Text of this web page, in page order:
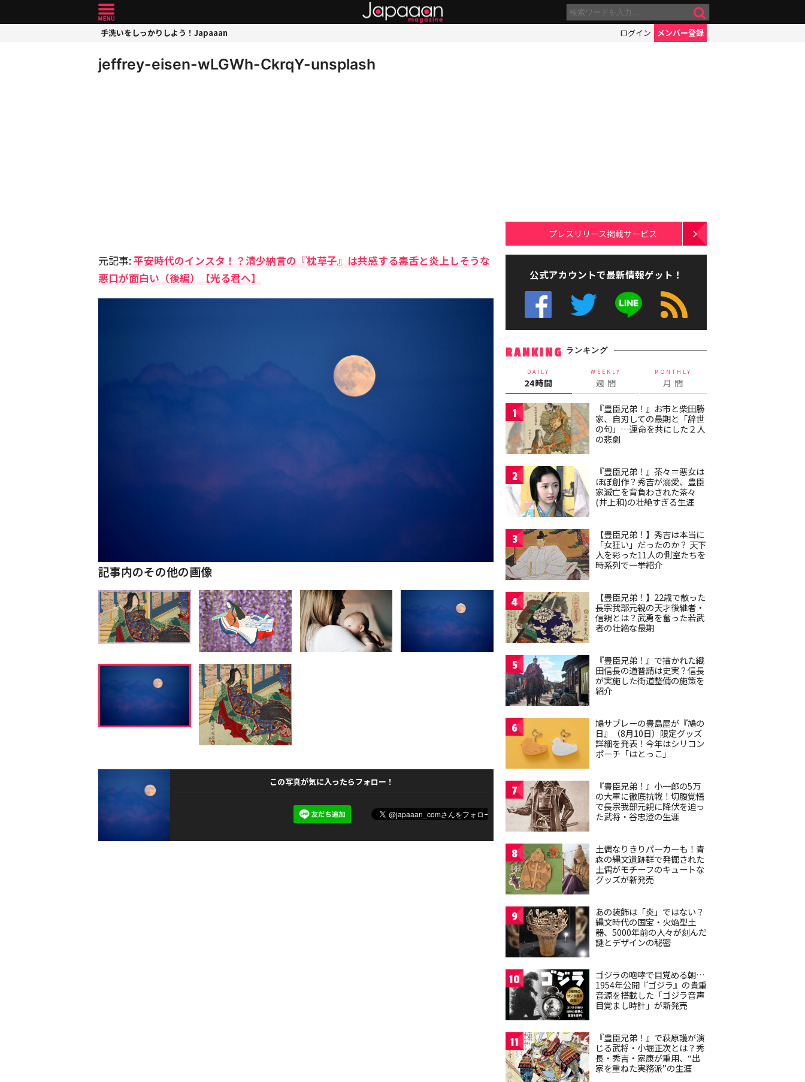
手洗いをしっかりしよう！Japaaan ログイン メンバー登録
jeffrey-eisen-wLGWh-CkrqY-unsplash
元記事:平安時代のインスタ！？清少納言の『枕草子』は共感する毒舌と炎上しそうな
悪口が面白い（後編）【光る君へ】
記事内のその他の画像
この写真が気に入ったらフォロー！
プレスリリース掲載サービス
公式アカウントで最新情報ゲット！
RANKING ランキング
DAILY
24時間
WEEKLY
週 間
MONTHLY
月 間
1
『豊臣兄弟！』お市と柴田勝
家、自刃しての最期と「辞世
の句」…運命を共にした２人
の悲劇
2
『豊臣兄弟！』茶々＝悪女は
ほぼ創作？秀吉が溺愛、豊臣
家滅亡を背負わされた茶々
(井上和)の壮絶すぎる生涯
3
【豊臣兄弟！】秀吉は本当に
「女狂い」だったのか？ 天下
人を彩った11人の側室たちを
時系列で一挙紹介
4
【豊臣兄弟！】22歳で散った
長宗我部元親の天才後継者・
信親とは？武勇を奮った若武
者の壮絶な最期
5
『豊臣兄弟！』で描かれた織
田信長の道普請は史実？信長
が実施した街道整備の施策を
紹介
6
鳩サブレーの豊島屋が『鳩の
日』（8月10日）限定グッズ
詳細を発表！今年はシリコン
ポーチ「はとっこ」
7
『豊臣兄弟！』小一郎の5万
の大軍に徹底抗戦！切腹覚悟
で長宗我部元親に降伏を迫っ
た武将・谷忠澄の生涯
8
土偶なりきりパーカーも！青
森の縄文遺跡群で発掘された
土偶がモチーフのキュートな
グッズが新発売
9
あの装飾は「炎」ではない？
縄文時代の国宝・火焔型土
器、5000年前の人々が刻んだ
謎とデザインの秘密
10
ゴジラの咆哮で目覚める朝…
1954年公開『ゴジラ』の貴重
音源を搭載した「ゴジラ音声
目覚まし時計」が新発売
11
『豊臣兄弟！』で萩原護が演
じる武将・小堀正次とは？秀
長・秀吉・家康が重用、“出
家を重ねた実務派”の生涯